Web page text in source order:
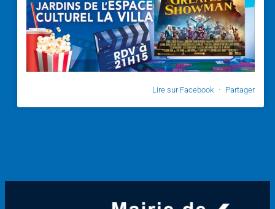
Lire sur Facebook · Partager